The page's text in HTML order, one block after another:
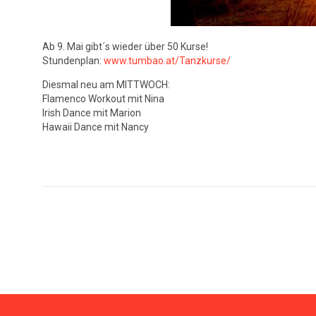
Ab 9. Mai gibt´s wieder über 50 Kurse!
Stundenplan: www.tumbao.at/Tanzkurse/
Diesmal neu am MITTWOCH:
Flamenco Workout mit Nina
Irish Dance mit Marion
Hawaii Dance mit Nancy